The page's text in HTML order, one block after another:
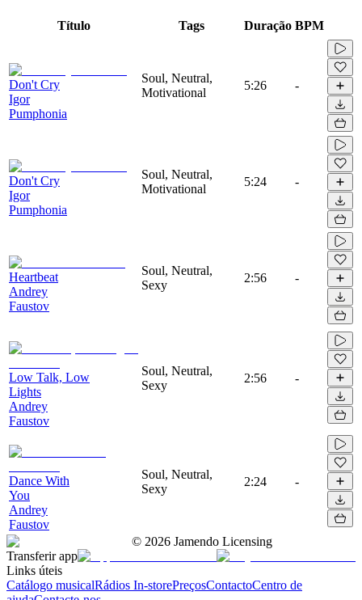
Título Tags Duração BPM
Don't Cry
Igor
Pumphonia
Soul, Neutral,
Motivational
5:26 -
Don't Cry
Igor
Pumphonia
Soul, Neutral,
Motivational
5:24 -
Heartbeat
Andrey
Faustov
Soul, Neutral,
Sexy
2:56 -
Low Talk, Low
Lights
Andrey
Faustov
Soul, Neutral,
Sexy
2:56 -
Dance With
You
Andrey
Faustov
Soul, Neutral,
Sexy
2:24 -
© 2026 Jamendo Licensing
Transferir app
Links úteis
Catálogo musicalRádios In-storePreçosContactoCentro de